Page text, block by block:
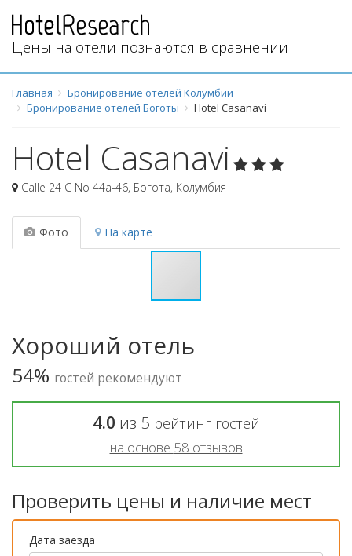
Цены на отели познаются в сравнении
Главная
Бронирование отелей Колумбии
Бронирование отелей Боготы
Hotel Casanavi
Hotel Casanavi
Calle 24 C No 44a-46, Богота, Колумбия
Фото На карте
Хороший отель
54% гостей рекомендуют
4.0 из 5 рейтинг гостей
на основе 58 отзывов
Проверить цены и наличие мест
Дата заезда